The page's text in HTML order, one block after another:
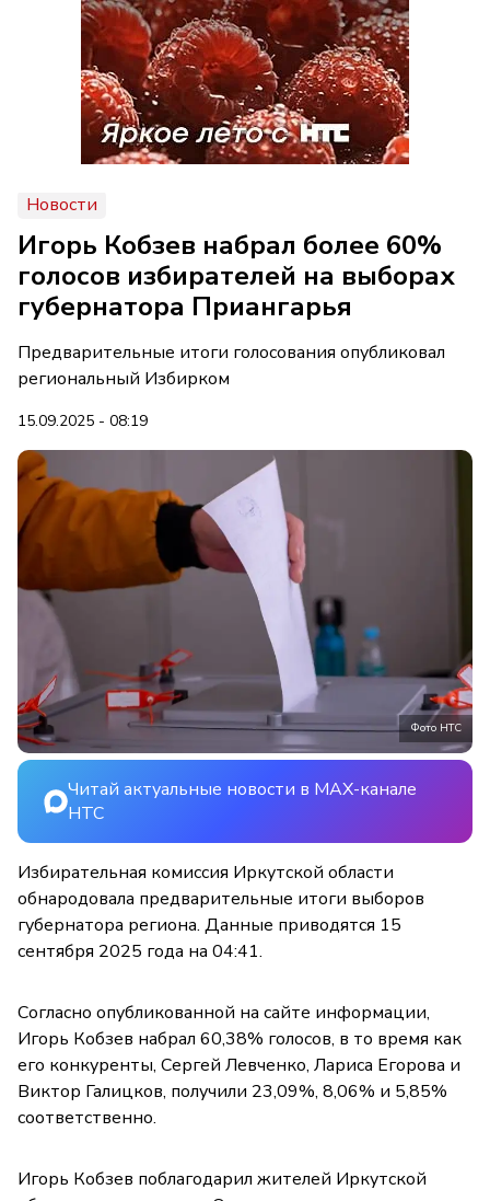
Новости
Игорь Кобзев набрал более 60%
голосов избирателей на выборах
губернатора Приангарья
Предварительные итоги голосования опубликовал
региональный Избирком
15.09.2025 - 08:19
Фото НТС
Читай актуальные новости в MAX-канале
НТС
Избирательная комиссия Иркутской области
обнародовала предварительные итоги выборов
губернатора региона. Данные приводятся 15
сентября 2025 года на 04:41.
Согласно опубликованной на сайте информации,
Игорь Кобзев набрал 60,38% голосов, в то время как
его конкуренты, Сергей Левченко, Лариса Егорова и
Виктор Галицков, получили 23,09%, 8,06% и 5,85%
соответственно.
Игорь Кобзев поблагодарил жителей Иркутской